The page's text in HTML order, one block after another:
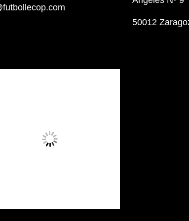
50012